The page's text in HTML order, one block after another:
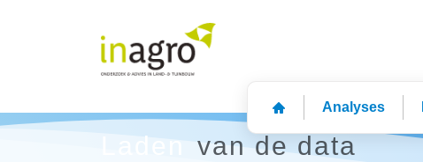
Analyses
Laden van de data